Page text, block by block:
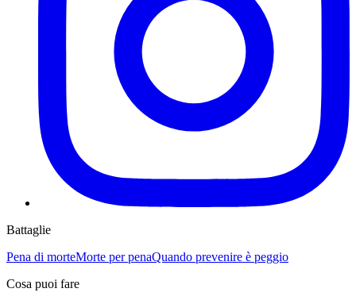
Battaglie
Pena di morteMorte per penaQuando prevenire è peggio
Cosa puoi fare